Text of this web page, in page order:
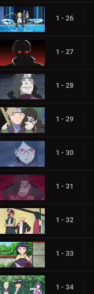
1 - 26
1 - 27
1 - 28
1 - 29
1 - 30
1 - 31
1 - 32
1 - 33
1 - 34